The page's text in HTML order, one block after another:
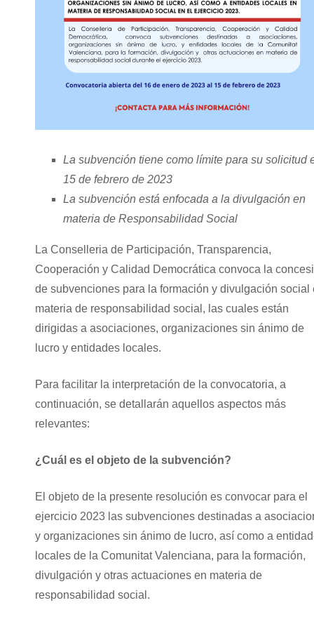
La subvención tiene como límite para su solicitud
15 de febrero de 2023
La subvención está enfocada a la divulgación en
materia de Responsabilidad Social
La Conselleria de Participación, Transparencia,
Cooperación y Calidad Democrática convoca la
de subvenciones para la formación y divulgación social
materia de responsabilidad social, las cuales están
dirigidas a asociaciones, organizaciones sin ánimo de
lucro y entidades locales.
Para facilitar la interpretación de la convocatoria, a
continuación, se detallarán aquellos aspectos más
relevantes:
¿Cuál es el objeto de la subvención?
El objeto de la presente resolución es convocar para el
ejercicio 2023 las subvenciones destinadas a
y organizaciones sin ánimo de lucro, así como a
locales de la Comunitat Valenciana, para la formación,
divulgación y otras actuaciones en materia de
responsabilidad social.